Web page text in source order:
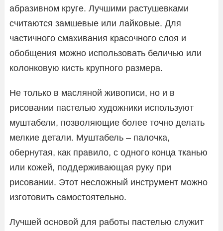
абразивном круге. Лучшими растушевками
считаются замшевые или лайковые. Для
частичного смахивания красочного слоя и
обобщения можно использовать беличью или
колонковую кисть крупного размера.
Не только в масляной живописи, но и в
рисовании пастелью художники используют
муштабели, позволяющие более точно делать
мелкие детали. Муштабель – палочка,
обернутая, как правило, с одного конца тканью
или кожей, поддерживающая руку при
рисовании. Этот несложный инструмент можно
изготовить самостоятельно.
Лучшей основой для работы пастелью служит